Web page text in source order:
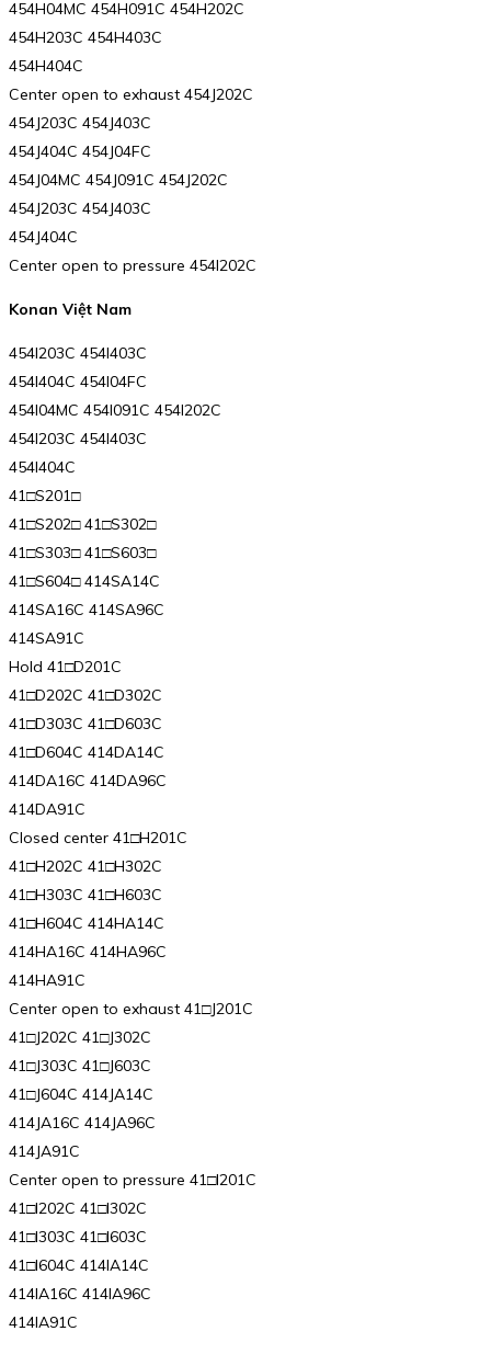
454H04MC 454H091C 454H202C
454H203C 454H403C
454H404C
Center open to exhaust 454J202C
454J203C 454J403C
454J404C 454J04FC
454J04MC 454J091C 454J202C
454J203C 454J403C
454J404C
Center open to pressure 454I202C
Konan Việt Nam
454I203C 454I403C
454I404C 454I04FC
454I04MC 454I091C 454I202C
454I203C 454I403C
454I404C
41□S201□
41□S202□ 41□S302□
41□S303□ 41□S603□
41□S604□ 414SA14C
414SA16C 414SA96C
414SA91C
Hold 41□D201C
41□D202C 41□D302C
41□D303C 41□D603C
41□D604C 414DA14C
414DA16C 414DA96C
414DA91C
Closed center 41□H201C
41□H202C 41□H302C
41□H303C 41□H603C
41□H604C 414HA14C
414HA16C 414HA96C
414HA91C
Center open to exhaust 41□J201C
41□J202C 41□J302C
41□J303C 41□J603C
41□J604C 414JA14C
414JA16C 414JA96C
414JA91C
Center open to pressure 41□I201C
41□I202C 41□I302C
41□I303C 41□I603C
41□I604C 414IA14C
414IA16C 414IA96C
414IA91C